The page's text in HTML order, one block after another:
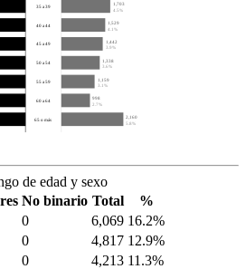
1,703
4.5%
35 a 39
1,529
4.1%
40 a 44
1,442
3.9%
45 a 49
1,338
3.6%
50 a 54
1,159
3.1%
55 a 59
998
2.7%
60 a 64
2,160
5.8%
65 o más
de edad y sexo
No binario Total
%
0 6,069 16.2%
0 4,817 12.9%
0 4,213 11.3%